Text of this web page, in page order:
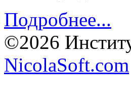
Подробнее...
©2026
NicolaSoft.com